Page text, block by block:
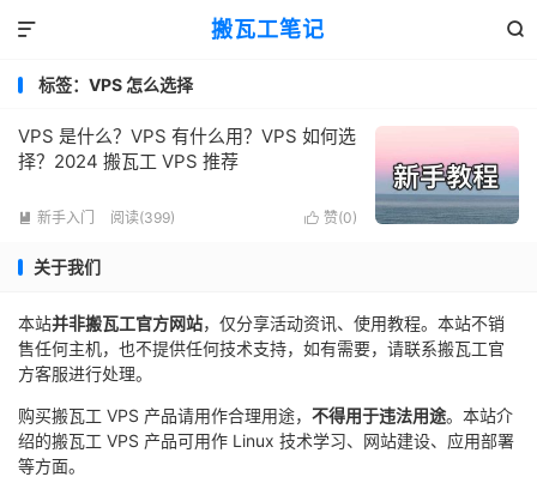
搬瓦工笔记 

标签：VPS 怎么选择
VPS 是什么？VPS 有什么用？VPS 如何选
择？2024 搬瓦工 VPS 推荐
 新手入门 阅读(399)  赞(0)
关于我们
本站并非搬瓦工官方网站，仅分享活动资讯、使用教程。本站不销
售任何主机，也不提供任何技术支持，如有需要，请联系搬瓦工官
方客服进行处理。
购买搬瓦工 VPS 产品请用作合理用途， 不得用于违法用途。本站介
绍的搬瓦工 VPS 产品可用作 Linux 技术学习、网站建设、应用部署
等方面。